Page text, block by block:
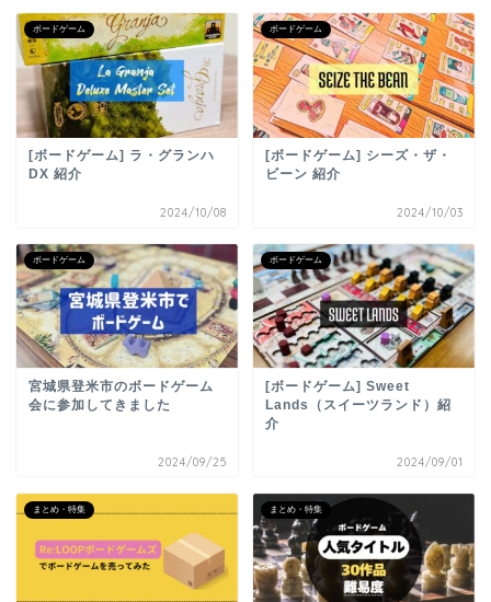
ボードゲーム
[ボードゲーム] ラ・グランハ
DX 紹介
2024/10/08
ボードゲーム
[ボードゲーム] シーズ・ザ・
ビーン 紹介
2024/10/03
ボードゲーム
宮城県登米市のボードゲーム
会に参加してきました
2024/09/25
ボードゲーム
[ボードゲーム] Sweet
Lands（スイーツランド）紹
介
2024/09/01
まとめ・特集 まとめ・特集